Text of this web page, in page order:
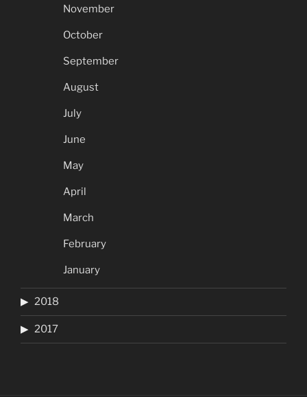
November
October
September
August
July
June
May
April
March
February
January
2018
2017